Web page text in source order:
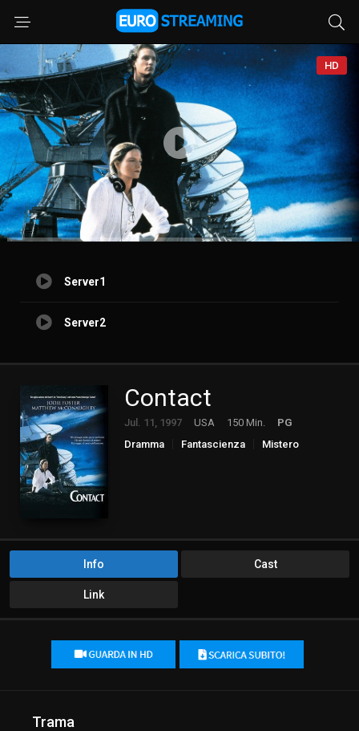
HD
Server1
Server2
Contact
Jul. 11, 1997 USA 150 Min.
PG
Dramma
Fantascienza Mistero
Info Cast
Link
Trama